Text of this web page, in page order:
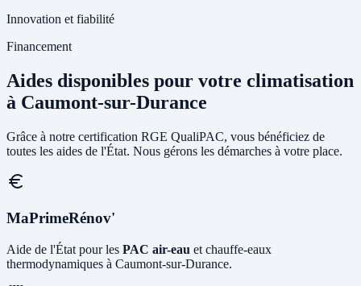
Innovation et fiabilité
Financement
Aides disponibles pour votre climatisation
à Caumont-sur-Durance
Grâce à notre certification RGE QualiPAC, vous bénéficiez de
toutes les aides de l'État. Nous gérons les démarches à votre place.
MaPrimeRénov'
Aide de l'État pour les PAC air-eau et chauffe-eaux
thermodynamiques à Caumont-sur-Durance.